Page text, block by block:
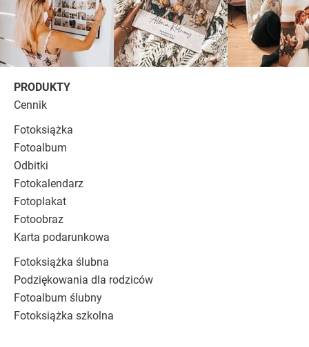
PRODUKTY
Cennik
Fotoksiążka
Fotoalbum
Odbitki
Fotokalendarz
Fotoplakat
Fotoobraz
Karta podarunkowa
Fotoksiążka ślubna
Podziękowania dla rodziców
Fotoalbum ślubny
Fotoksiążka szkolna